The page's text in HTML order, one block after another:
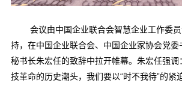
会议由中国企业联合会智慧企业工作委
持，在中国企业联合会、中国企业家协会党
秘书长朱宏任的致辞中拉开帷幕。朱宏任强调：
技革命的历史潮头，我们要以“时不我待”的紧